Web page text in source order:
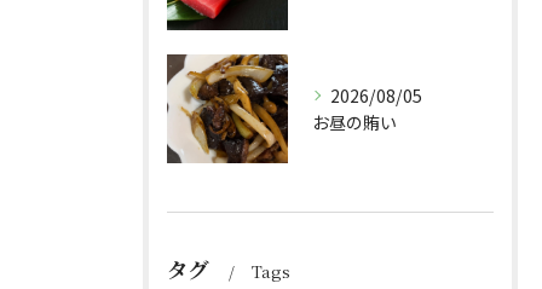
2026/08/05
お昼の賄い
タグ Tags